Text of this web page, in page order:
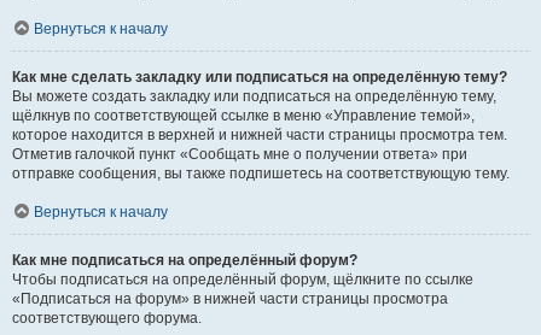
Вернуться к началу
Как мне сделать закладку или подписаться на определённую тему?
Вы можете создать закладку или подписаться на определённую тему,
щёлкнув по соответствующей ссылке в меню «Управление темой»,
которое находится в верхней и нижней части страницы просмотра тем.
Отметив галочкой пункт «Сообщать мне о получении ответа» при
отправке сообщения, вы также подпишетесь на соответствующую тему.
Вернуться к началу
Как мне подписаться на определённый форум?
Чтобы подписаться на определённый форум, щёлкните по ссылке
«Подписаться на форум» в нижней части страницы просмотра
соответствующего форума.